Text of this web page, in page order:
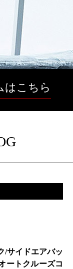
はこちら
/サイドエアバッ
ートクルーズコ